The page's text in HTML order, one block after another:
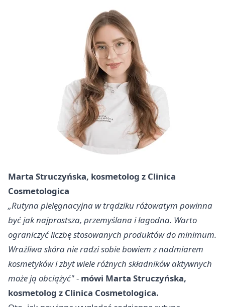
Marta Struczyńska, kosmetolog z Clinica
Cosmetologica
„Rutyna pielęgnacyjna w trądziku różowatym powinna
być jak najprostsza, przemyślana i łagodna. Warto
ograniczyć liczbę stosowanych produktów do minimum.
Wrażliwa skóra nie radzi sobie bowiem z nadmiarem
kosmetyków i zbyt wiele różnych składników aktywnych
może ją obciążyć"- mówi Marta Struczyńska,
kosmetolog z Clinica Cosmetologica.